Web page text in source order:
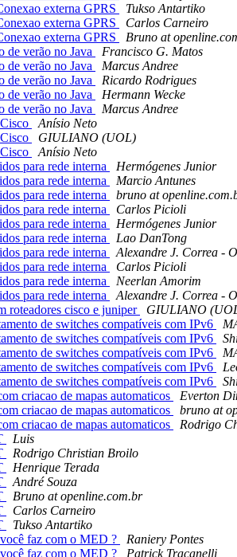
externa GPRS
Tukso Antartiko
externa GPRS
Carlos Carneiro
externa GPRS
Bruno at
verão no Java
Francisco G. Matos
verão no Java
Marcus Andree
verão no Java
Ricardo Rodrigues
verão no Java
Hermann Wecke
verão no Java
Marcus Andree
Anísio Neto
GIULIANO (UOL)
Anísio Neto
para rede interna
Hermógenes Junior
para rede interna
Marcio Antunes
para rede interna
bruno at
para rede interna
Carlos Picioli
para rede interna
Hermógenes Junior
para rede interna
Lao DanTong
para rede interna
Alexandre J. Correa -
para rede interna
Carlos Picioli
para rede interna
Neerlan Amorim
para rede interna
Alexandre J. Correa -
roteadores cisco e juniper
GIULIANO
de switches compatíveis com IPv6
de switches compatíveis com IPv6
de switches compatíveis com IPv6
de switches compatíveis com IPv6
de switches compatíveis com IPv6
criacao de mapas automaticos
Everton
criacao de mapas automaticos
bruno at
criacao de mapas automaticos
Rodrigo
Luis
Rodrigo Christian Broilo
Henrique Terada
André Souza
Bruno at openline.com.br
Carlos Carneiro
Tukso Antartiko
faz com o MED ?
Raniery Pontes
faz com o MED ?
Patrick Tracanelli